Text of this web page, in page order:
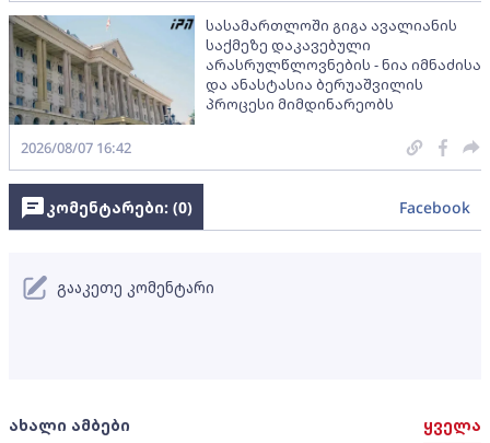
სასამართლოში გიგა ავალიანის
საქმეზე დაკავებული
არასრულწლოვნების - ნია იმნაძისა
და ანასტასია ბერუაშვილის
პროცესი მიმდინარეობს
2026/08/07 16:42
ახალი ამბები ყველა
კომენტარები: (0) Facebook
გააკეთე კომენტარი